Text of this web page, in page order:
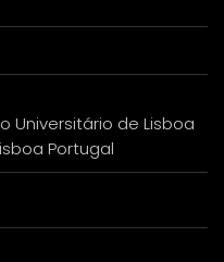
Universitário de Lisboa
Portugal